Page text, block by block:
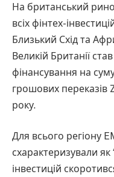
На британський
всіх фінтех-
Близький Схід та
Великій Британії
фінансування на
грошових переказів
року.
Для всього регіону
схарактеризували
інвестицій